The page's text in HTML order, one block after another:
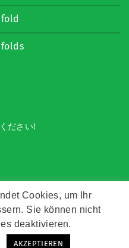
ださい!
Franko Zeitz
Datenschutz
Cookies, um Ihr
Sie können nicht
deaktivieren.
AKZEPTIEREN